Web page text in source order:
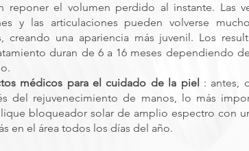
reponer el volumen perdido al instante. Las
y las articulaciones pueden volverse
creando una apariencia más juvenil. Los
duran de 6 a 16 meses dependiendo
médicos para el cuidado de la piel : antes,
del rejuvenecimiento de manos, lo más
bloqueador solar de amplio espectro con
en el área todos los días del año.